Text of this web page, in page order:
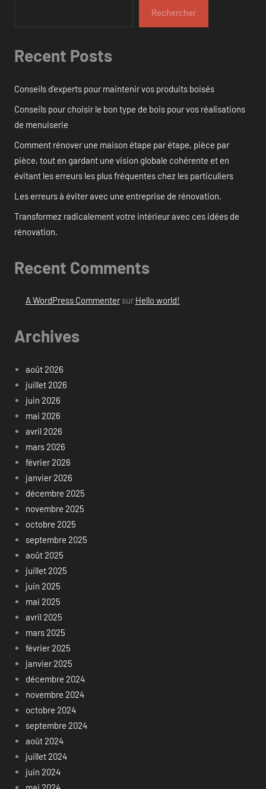
Rechercher
Recent Posts
Conseils d’experts pour maintenir vos produits boisés
Conseils pour choisir le bon type de bois pour vos réalisations
de menuiserie
Comment rénover une maison étape par étape, pièce par
pièce, tout en gardant une vision globale cohérente et en
évitant les erreurs les plus fréquentes chez les particuliers
Les erreurs à éviter avec une entreprise de rénovation.
Transformez radicalement votre intérieur avec ces idées de
rénovation.
Recent Comments
A WordPress Commentersur Hello world!
Archives
août 2026
juillet 2026
juin 2026
mai 2026
avril 2026
mars 2026
février 2026
janvier 2026
décembre 2025
novembre 2025
octobre 2025
septembre 2025
août 2025
juillet 2025
juin 2025
mai 2025
avril 2025
mars 2025
février 2025
janvier 2025
décembre 2024
novembre 2024
octobre 2024
septembre 2024
août 2024
juillet 2024
juin 2024